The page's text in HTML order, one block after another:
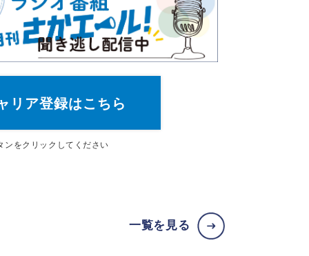
リア登録はこちら
ン をクリックしてください
一覧を見る